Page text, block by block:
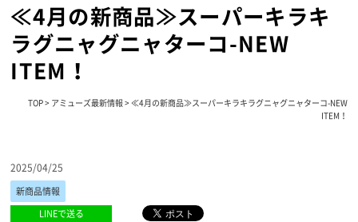
≪4月の新商品≫スーパーキラキ
ラグニャグニャターコ-NEW
ITEM！
TOP> アミューズ最新情報> ≪4月の新商品≫スーパーキラキラグニャグニャターコ-NEW
ITEM！
2025/04/25
新商品情報
LINEで送る